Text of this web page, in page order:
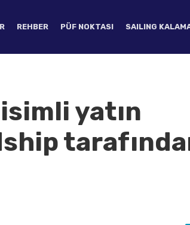
REHBER PÜF NOKTASI SAILING
yatın